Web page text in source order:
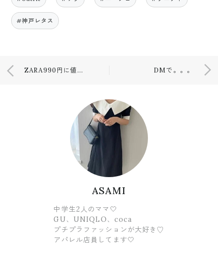
#神戸レタス
ZARA990円に値下げ🥺💕 DMで。。。
ASAMI
中学生2人のママ🤍
GU、UNIQLO、coca
プチプラファッションが大好き♡
アパレル店員してます🤍